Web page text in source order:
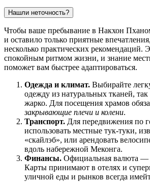
Нашли неточность?
Чтобы ваше пребывание в Накхон
и оставило только приятные
несколько практических рекомендаций.
спокойным ритмом жизни, и знание
поможет вам быстрее адаптироваться.
Одежда и климат. Выбирайте
одежду из натуральных тканей,
жарко. Для посещения храмов
закрывающие плечи и колени.
Транспорт. Для передвижения по
использовать местные тук-туки,
«скайлэб», или арендовать
вдоль набережной Меконга.
Финансы. Официальная валюта —
Карты принимают в отелях и
уличной еды и рынков всегда